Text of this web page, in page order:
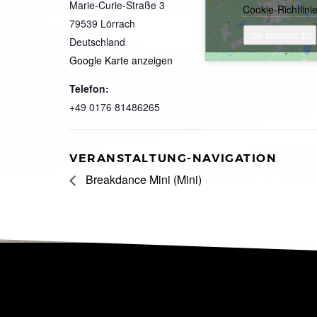
Marie-Curie-Straße 3
79539 Lörrach
Deutschland
Google Karte anzeigen
Telefon:
+49 0176 81486265
Cookie-Richtlinie
VERANSTALTUNG-NAVIGATION
Breakdance Mini (Mini)